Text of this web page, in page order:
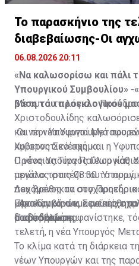
βιωσιμότητα και την
κοινοτήτων της περιοχής,
Πηγή: ΚΥΠΕ
Το παρασκήνιο της
διαβεβαίωσης-Οι
χαλαροί (vid)
06.08.2026 20:11
«Να καλωσορίσω και πάλι
Υπουργικού Συμβουλίου»
βάση του προεκλογικού
Με αυτά τα λόγια ο
Χριστοδουλίδης
και τη νέα Υφυπουργό που
κυβερνητικό σχήμα.
Οι νέοι Υπουργοί
Χρίστος Σενέκης και η
Πρόνοιας Τίνα Παύλου
μεγάλο τραπέζι του
που βρέθηκαν στο
μερικών ωρών, αφού είχε
διαβεβαιώσης.
Ο νέος Υπουργός Γεωργίας
πρώτος στις 08:30 το
«Αναλαμβάνουμε με
μας», δήλωσε.
Δεχόμενος τα
Προεδρικό, ο κ. Σενέκης
τα δύσκολα».
Πιο σοβαρή εμφανίστηκε,
τελετή, η νέα Υπουργός
Το κλίμα κατά τη διάρκεια
νέων Υπουργών και της